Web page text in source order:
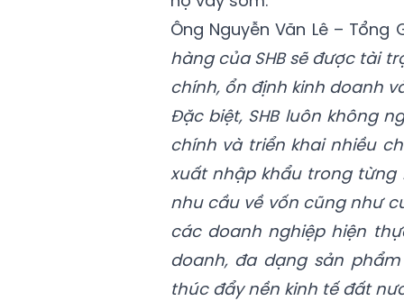
Ông Nguyễn Văn Lê –
hàng của SHB sẽ được tài
chính, ổn định kinh doanh
Đặc biệt, SHB luôn không
chính và triển khai nhiều
xuất nhập khẩu trong
nhu cầu về vốn cũng như
các doanh nghiệp hiện
doanh, đa dạng sản
thúc đẩy nền kinh tế đất